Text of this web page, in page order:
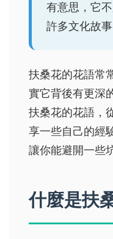
有意思，它
許多文化故事
扶桑花的花語常
實它背後有更深
扶桑花的花語，
享一些自己的經
讓你能避開一些
什麼是扶